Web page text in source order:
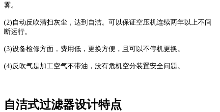
雾。
(2)自动反吹清扫灰尘，达到自洁。可以保证空压机连续两年以上不间
断运行。
(3)设备检修方面，费用低，更换方便，且可以不停机更换。
(4)反吹气是加工空气不带油，没有危机空分装置安全问题。
自洁式过滤器设计特点